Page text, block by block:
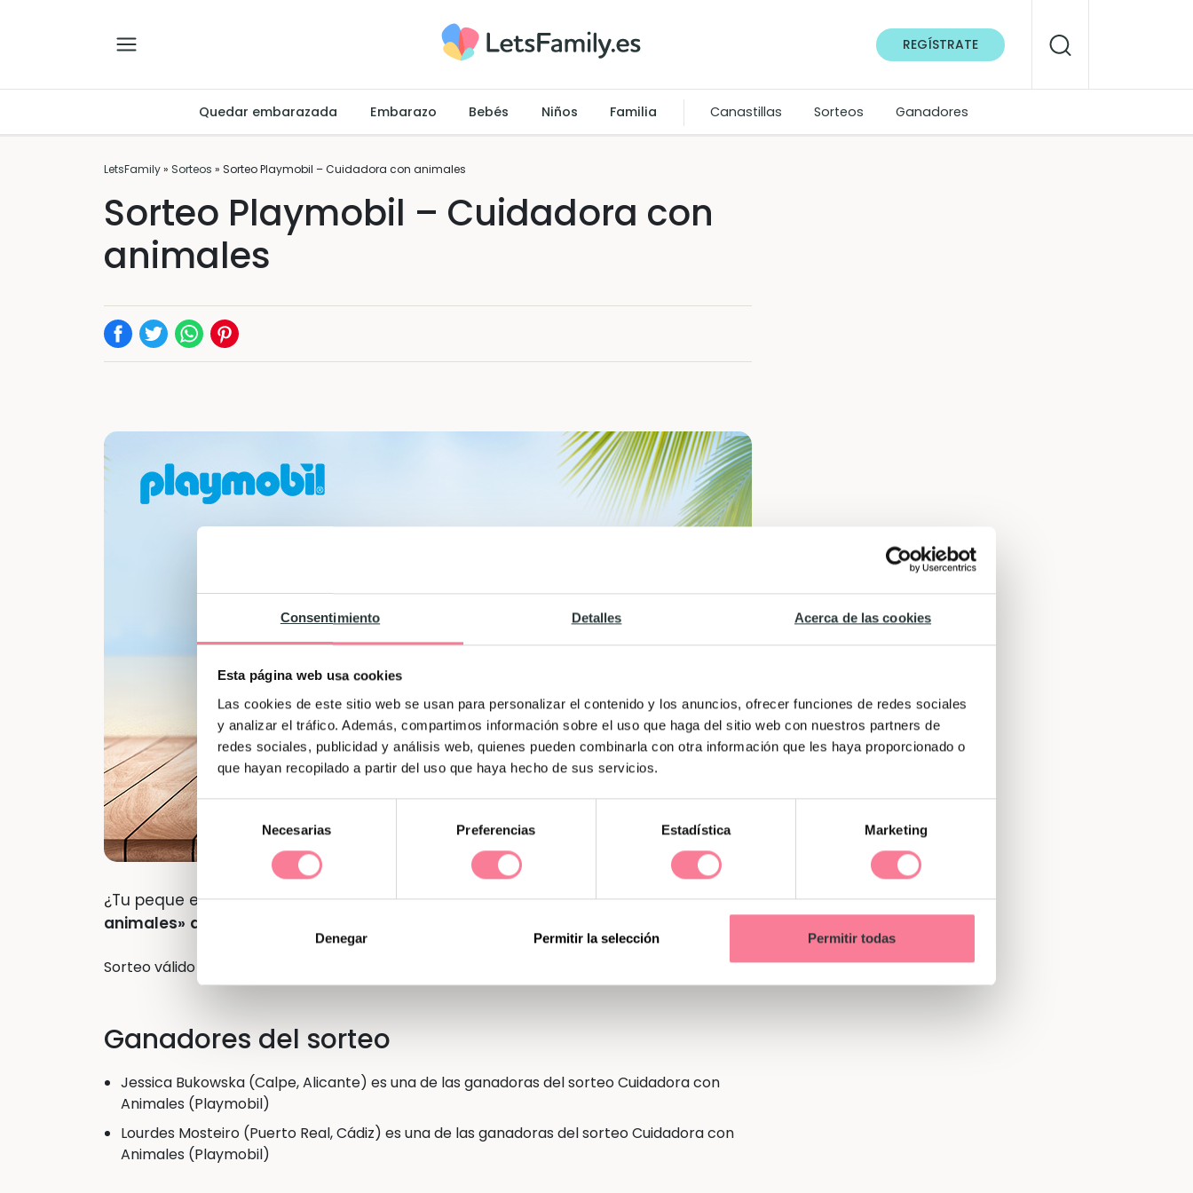
Consentimiento Detalles Acerca de las cookies
Esta página web usa cookies
Las cookies de este sitio web se usan para personalizar el contenido y los anuncios, ofrecer funciones de redes sociales
y analizar el tráfico. Además, compartimos información sobre el uso que haga del sitio web con nuestros partners de
redes sociales, publicidad y análisis web, quienes pueden combinarla con otra información que les haya proporcionado o
que hayan recopilado a partir del uso que haya hecho de sus servicios.
Selección
de
consentimiento
Necesarias Preferencias Estadística Marketing
Denegar Permitir la selección Permitir todas
REGÍSTRATE
Quedar embarazada Embarazo Bebés Niños Familia Canastillas Sorteos Ganadores
LetsFamily» Sorteos » Sorteo Playmobil – Cuidadora con animales
Sorteo Playmobil – Cuidadora con
animales
¿Tu peque es amante de los animales?Le fascinará este lote de «Cuidadora con
animales» de Playmobil . ¡Sorteamos dos sets! Participa ya, que uno puede ser tuyo.
Sorteo válido hasta el hasta el 31/03/2024
Ganadores del sorteo
Jessica Bukowska (Calpe, Alicante) es una de las ganadoras del sorteo Cuidadora con
Animales (Playmobil)
Lourdes Mosteiro (Puerto Real, Cádiz) es una de las ganadoras del sorteo Cuidadora con
Animales (Playmobil)